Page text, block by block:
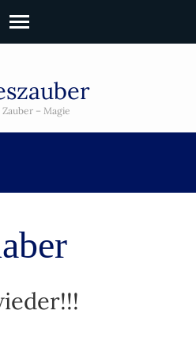
Zauber – Magie